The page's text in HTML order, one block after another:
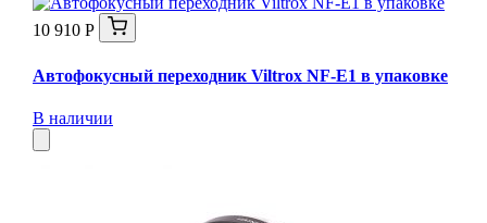
10 910 Р
Автофокусный переходник Viltrox NF-E1 в упаковке
В наличии